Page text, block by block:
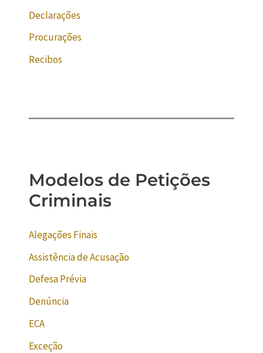
Declarações
Procurações
Recibos
Modelos de Petições
Criminais
Alegações Finais
Assistência de Acusação
Defesa Prévia
Denúncia
ECA
Exceção